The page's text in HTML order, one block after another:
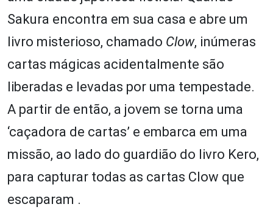
Sakura encontra em sua casa e abre um
livro misterioso, chamado Clow, inúmeras
cartas mágicas acidentalmente são
liberadas e levadas por uma tempestade.
A partir de então, a jovem se torna uma
‘caçadora de cartas’ e embarca em uma
missão, ao lado do guardião do livro Kero,
para capturar todas as cartas Clow que
escaparam .